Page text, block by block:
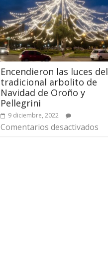
Encendieron las luces del
tradicional arbolito de
Navidad de Oroño y
Pellegrini
9 diciembre, 2022
Comentarios desactivados